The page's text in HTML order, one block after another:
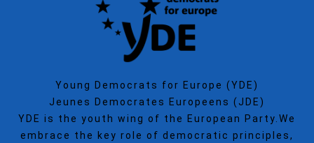
Young Democrats for Europe (YDE)
Jeunes Democrates Europeens (JDE)
YDE is the youth wing of the European Party.We
embrace the key role of democratic principles,